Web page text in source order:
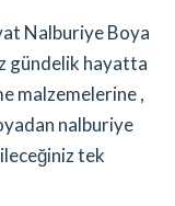
Nalburiye Boya
gündelik hayatta
malzemelerine ,
nalburiye
tek